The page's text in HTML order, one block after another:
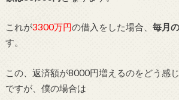
これが3300万円の借入をした場合、 毎月
す。
この、返済額が8000円増えるのをどう感
ですが、僕の場合は